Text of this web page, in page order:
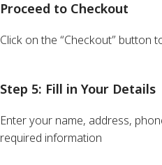
Proceed to Checkout
Click on the “Checkout” button
Step 5: Fill in Your Details
Enter your name, address,
required information